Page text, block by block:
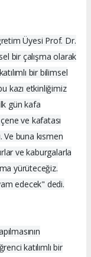
Üyesi Prof. Dr.
bir çalışma olarak
bir bilimsel
kazı etkinliğimiz
gün kafa
ve kafatası
buna kısmen
ve kaburgalarla
yürüteceğiz.
edecek" dedi.
katılımlı bir